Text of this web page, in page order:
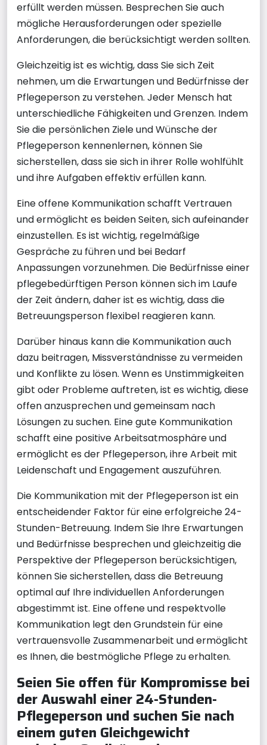
erfüllt werden müssen. Besprechen Sie auch
mögliche Herausforderungen oder spezielle
Anforderungen, die berücksichtigt werden sollten.
Gleichzeitig ist es wichtig, dass Sie sich Zeit
nehmen, um die Erwartungen und Bedürfnisse der
Pflegeperson zu verstehen. Jeder Mensch hat
unterschiedliche Fähigkeiten und Grenzen. Indem
Sie die persönlichen Ziele und Wünsche der
Pflegeperson kennenlernen, können Sie
sicherstellen, dass sie sich in ihrer Rolle wohlfühlt
und ihre Aufgaben effektiv erfüllen kann.
Eine offene Kommunikation schafft Vertrauen
und ermöglicht es beiden Seiten, sich aufeinander
einzustellen. Es ist wichtig, regelmäßige
Gespräche zu führen und bei Bedarf
Anpassungen vorzunehmen. Die Bedürfnisse einer
pflegebedürftigen Person können sich im Laufe
der Zeit ändern, daher ist es wichtig, dass die
Betreuungsperson flexibel reagieren kann.
Darüber hinaus kann die Kommunikation auch
dazu beitragen, Missverständnisse zu vermeiden
und Konflikte zu lösen. Wenn es Unstimmigkeiten
gibt oder Probleme auftreten, ist es wichtig, diese
offen anzusprechen und gemeinsam nach
Lösungen zu suchen. Eine gute Kommunikation
schafft eine positive Arbeitsatmosphäre und
ermöglicht es der Pflegeperson, ihre Arbeit mit
Leidenschaft und Engagement auszuführen.
Die Kommunikation mit der Pflegeperson ist ein
entscheidender Faktor für eine erfolgreiche 24-
Stunden-Betreuung. Indem Sie Ihre Erwartungen
und Bedürfnisse besprechen und gleichzeitig die
Perspektive der Pflegeperson berücksichtigen,
können Sie sicherstellen, dass die Betreuung
optimal auf Ihre individuellen Anforderungen
abgestimmt ist. Eine offene und respektvolle
Kommunikation legt den Grundstein für eine
vertrauensvolle Zusammenarbeit und ermöglicht
es Ihnen, die bestmögliche Pflege zu erhalten.
Seien Sie offen für Kompromisse bei
der Auswahl einer 24-Stunden-
Pflegeperson und suchen Sie nach
einem guten Gleichgewicht